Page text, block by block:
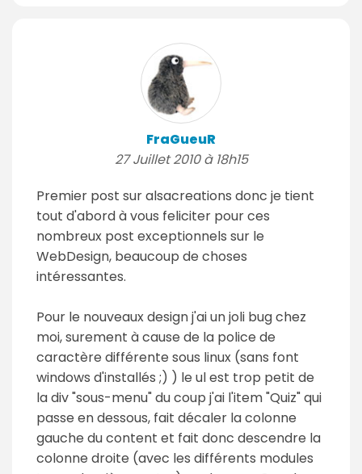
FraGueuR
27 Juillet 2010 à 18h15
Premier post sur alsacreations donc je tient
tout d'abord à vous feliciter pour ces
nombreux post exceptionnels sur le
WebDesign, beaucoup de choses
intéressantes.
Pour le nouveaux design j'ai un joli bug chez
moi, surement à cause de la police de
caractère différente sous linux (sans font
windows d'installés ;) ) le ul est trop petit de
la div "sous-menu" du coup j'ai l'item "Quiz" qui
passe en dessous, fait décaler la colonne
gauche du content et fait donc descendre la
colonne droite (avec les différents modules